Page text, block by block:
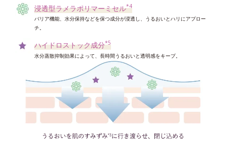
高密着泡成分*5
吸着力をアップさせ蓄積した角層を絡めとりやすくする
シルキースムース成分*6
後肌をしっとりなめらかに整えてローションの肌なじみ感をアップ
レイヤーリムーバー
蓄積した角層を剥がれやすい状態に整える
浸透型ラメラポリマーミセル*4
バリア機能、水分保持などを保つ成分が浸透し、うるおいとハリにアプロー
チ。
ハイドロストック成分*5
水分蒸散抑制効果によって、長時間うるおいと透明感をキープ。